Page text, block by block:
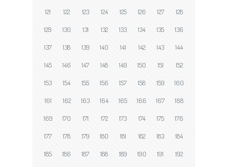
121 122 123 124 125 126 127 128
129 130 131 132 133 134 135 136
137 138 139 140 141 142 143 144
145 146 147 148 149 150 151 152
153 154 155 156 157 158 159 160
161 162 163 164 165 166 167 168
169 170 171 172 173 174 175 176
177 178 179 180 181 182 183 184
185 186 187 188 189 190 191 192